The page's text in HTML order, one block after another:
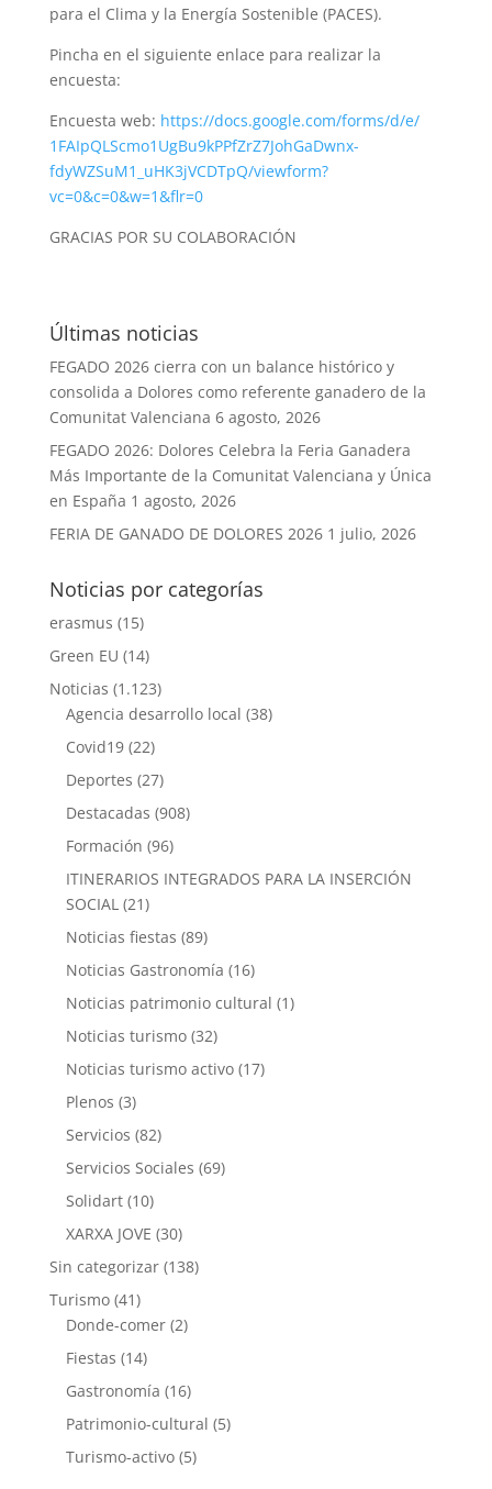
para el Clima y la Energía Sostenible (PACES).
Pincha en el siguiente enlace para realizar la
encuesta:
Encuesta web: https://docs.google.com/forms/d/e/
1FAIpQLScmo1UgBu9kPPfZrZ7JohGaDwnx-
fdyWZSuM1_uHK3jVCDTpQ/viewform?
vc=0&c=0&w=1&flr=0
GRACIAS POR SU COLABORACIÓN
Últimas noticias
FEGADO 2026 cierra con un balance histórico y
consolida a Dolores como referente ganadero de la
Comunitat Valenciana 6 agosto, 2026
FEGADO 2026: Dolores Celebra la Feria Ganadera
Más Importante de la Comunitat Valenciana y Única
en España 1 agosto, 2026
FERIA DE GANADO DE DOLORES 2026 1 julio, 2026
Noticias por categorías
erasmus (15)
Green EU (14)
Noticias (1.123)
Agencia desarrollo local (38)
Covid19(22)
Deportes (27)
Destacadas (908)
Formación (96)
ITINERARIOS INTEGRADOS PARA LA INSERCIÓN
SOCIAL(21)
Noticias fiestas (89)
Noticias Gastronomía (16)
Noticias patrimonio cultural (1)
Noticias turismo(32)
Noticias turismo activo(17)
Plenos (3)
Servicios (82)
Servicios Sociales (69)
Solidart(10)
XARXA JOVE (30)
Sin categorizar(138)
Turismo(41)
Donde-comer(2)
Fiestas (14)
Gastronomía (16)
Patrimonio-cultural (5)
Turismo-activo(5)